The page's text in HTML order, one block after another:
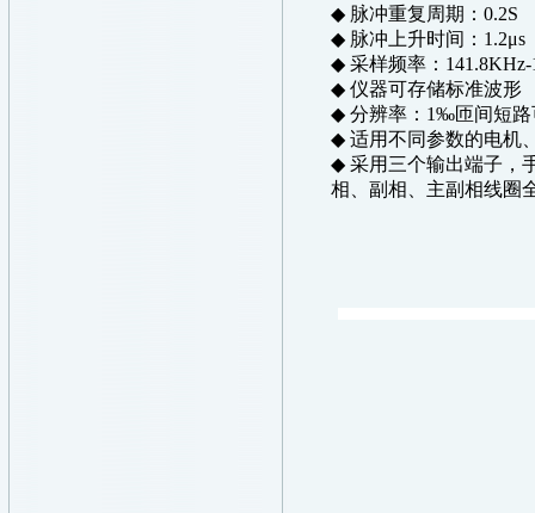
◆ 脉冲重复周期： 0.2S
◆ 脉冲上升时间： 1.2μs
◆ 采样频率：
◆ 仪器可存储标准波形
◆ 分辨率： 1‰匝间短
◆ 适用不同参数的电机
◆ 采用三个输出端子，
相、副相、主副相线圈